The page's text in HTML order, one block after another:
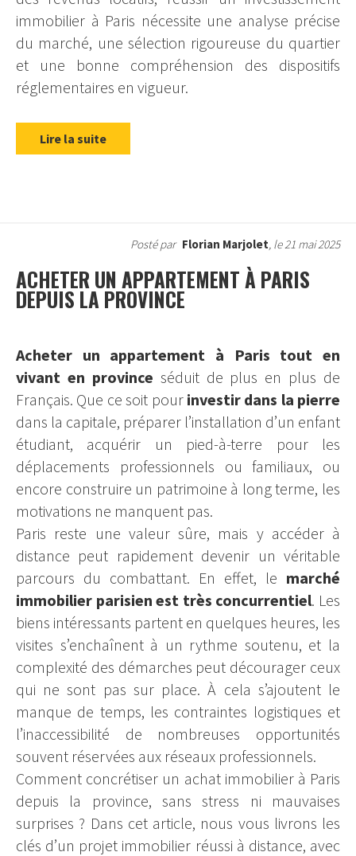
immobilier à Paris nécessite une analyse précise
du marché, une sélection rigoureuse du quartier
et une bonne compréhension des dispositifs
réglementaires en vigueur.
Lire la suite
Posté par Florian Marjolet, le 21 mai 2025
ACHETER UN APPARTEMENT À PARIS
DEPUIS LA PROVINCE
Acheter un appartement à Paris tout en
vivant en province séduit de plus en plus de
Français. Que ce soit pour investir dans la pierre
dans la capitale, préparer l’installation d’un enfant
étudiant, acquérir un pied-à-terre pour les
déplacements professionnels ou familiaux, ou
encore construire un patrimoine à long terme, les
motivations ne manquent pas.
Paris reste une valeur sûre, mais y accéder à
distance peut rapidement devenir un véritable
parcours du combattant. En effet, le marché
immobilier parisien est très concurrentiel. Les
biens intéressants partent en quelques heures, les
visites s’enchaînent à un rythme soutenu, et la
complexité des démarches peut décourager ceux
qui ne sont pas sur place. À cela s’ajoutent le
manque de temps, les contraintes logistiques et
l’inaccessibilité de nombreuses opportunités
souvent réservées aux réseaux professionnels.
Comment concrétiser un achat immobilier à Paris
depuis la province, sans stress ni mauvaises
surprises ? Dans cet article, nous vous livrons les
clés d’un projet immobilier réussi à distance, avec